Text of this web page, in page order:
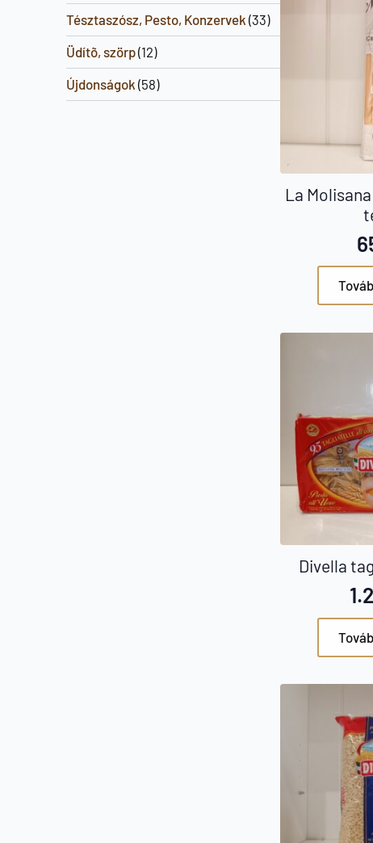
Tésztaszósz, Pesto, Konzervek (33)
Üdítõ, szörp(12)
Újdonságok (58)
La
Divella